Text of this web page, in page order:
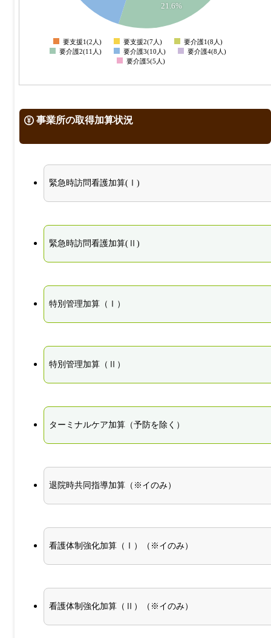
21.6%
0
要支援1(2人) 要支援2(7人)
要介護1(8人)
要介護2(11人)
要介護3(10人)
要介護4(8人)
要介護5(5人)
事業所の取得加算状況
緊急時訪問看護加算(Ⅰ)
緊急時訪問看護加算(Ⅱ)
特別管理加算（Ⅰ）
特別管理加算（Ⅱ）
ターミナルケア加算（予防を除く）
退院時共同指導加算（※イのみ）
看護体制強化加算（Ⅰ）（※イのみ）
看護体制強化加算（Ⅱ）（※イのみ）